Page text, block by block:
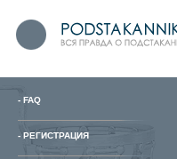
- FAQ
- РЕГИСТРАЦИЯ